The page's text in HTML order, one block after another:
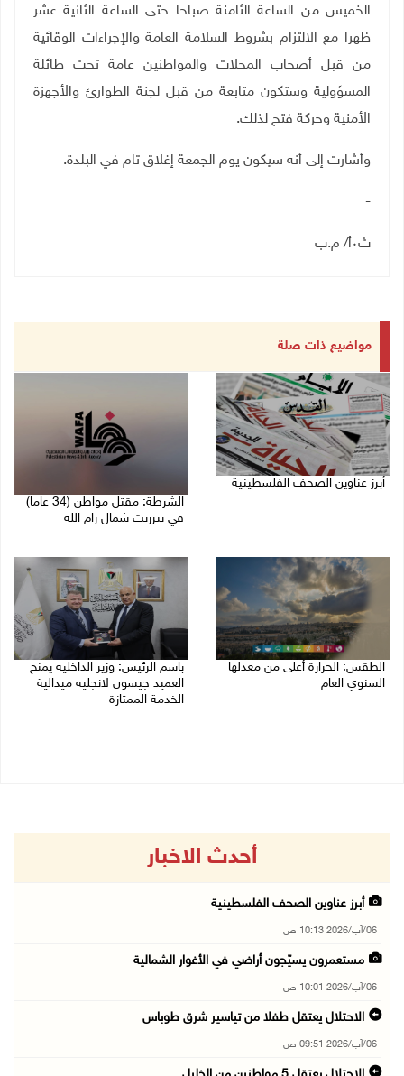
الخميس من الساعة الثامنة صباحا حتى الساعة الثانية عشر
ظهرا مع الالتزام بشروط السلامة العامة والإجراءات الوقائية
من قبل أصحاب المحلات والمواطنين عامة تحت طائلة
المسؤولية وستكون متابعة من قبل لجنة الطوارئ والأجهزة
الأمنية وحركة فتح لذلك.
وأشارت إلى أنه سيكون يوم الجمعة إغلاق تام في البلدة.
-
ث٠أ/ م.ب
مواضيع ذات صلة
أبرز عناوين الصحف الفلسطينية
الشرطة: مقتل مواطن (34 عاما)
في بيرزيت شمال رام الله
الطقس: الحرارة أعلى من معدلها
السنوي العام
باسم الرئيس: وزير الداخلية يمنح
العميد جيسون لانجليه ميدالية
الخدمة الممتازة
أحدث الاخبار
أبرز عناوين الصحف الفلسطينية
06/آب/2026 10:13 ص
مستعمرون يسيّجون أراضي في الأغوار الشمالية
06/آب/2026 10:01 ص
الاحتلال يعتقل طفلا من تياسير شرق طوباس
06/آب/2026 09:51 ص